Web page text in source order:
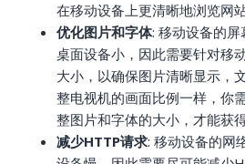
在移动设备上更清晰地浏览网站
优化图片和字体: 移动设备的
桌面设备小，因此需要针对移
大小，以确保图片清晰显示，
整电视机的画面比例一样，你
整图片和字体的大小，才能获
减少HTTP请求: 移动设备的网